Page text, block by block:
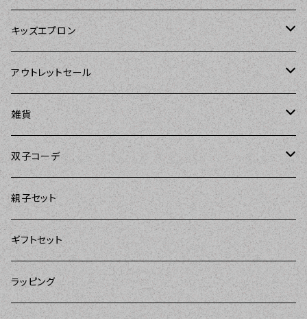
Tarantinalovers（タランティーナ ラバーズ）
The Sunday Girl（ザサンデーガール）
Carolyn's Kitchen（キャロリンズキッチン）
Sugar baby aprons（シュガーベイビー）
DII（ディーアイアイ）
MOZI（モジ）
amorico（アモリコ）
DII（ディーアイアイ）
Sierra Rose（シエラローズ）
amorico（アモリコ）
キッズエプロン
Sierra Rose（シエラローズ）
The Sunday Girl（ザサンデーガール）
ASD Living（エーエスディーリビング）
Kitsch'n Glam（キッチングラム）
DII（ディーアイアイ）
アウトレットセール
エプロン
Kitsch'n Glam（キッチングラム）
Sierra Rose（シエラローズ）
DII（ディーアイアイ）
amorico（アモリコ）
Sugar baby aprons（シュガーベイビー）
雑貨
amorico（アモリコ）
雑貨
amorico（アモリコ）
The Sunday Girl（ザサンデーガール）
DII（ディーアイアイ）
Kitsch'n Glam（キッチングラム）
双子コーデ
The Sunday Girl（サンデーガール）
親子セット
ギフトセット
ラッピング